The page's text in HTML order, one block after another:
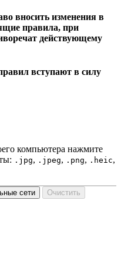
вносить изменения в
правила, при
действующему
вступают в силу
компьютера нажмите
.jpg, .jpeg, .png, .heic,
сети
Очистить